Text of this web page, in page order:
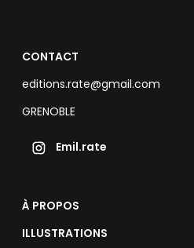
CONTACT
editions.rate@gmail.com
GRENOBLE
Emil.rate
À PROPOS
ILLUSTRATIONS